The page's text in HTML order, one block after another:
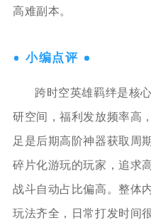
高难副本。
小编点评
跨时空英雄羁绊是核
研空间，福利发放频率高
足是后期高阶神器获取周
碎片化游玩的玩家，追求
战斗自动占比偏高。整体
玩法齐全，日常打发时间